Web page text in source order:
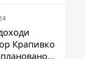
Крапивко